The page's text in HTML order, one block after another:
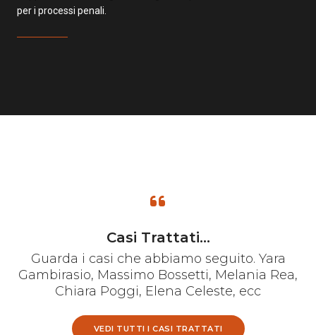
per i processi penali.
Casi Trattati...
Guarda i casi che abbiamo seguito. Yara
Gambirasio, Massimo Bossetti, Melania Rea,
Chiara Poggi, Elena Celeste, ecc
VEDI TUTTI I CASI TRATTATI